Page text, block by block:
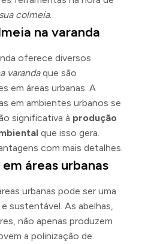
colmeia.
na varanda
oferece diversos
varandaque são
em áreas urbanas. A
em ambientes urbanos se
significativa à produção
que isso gera.
com mais detalhes.
áreas urbanas
urbanas pode ser uma
sustentável. As abelhas,
não apenas produzem
a polinização de